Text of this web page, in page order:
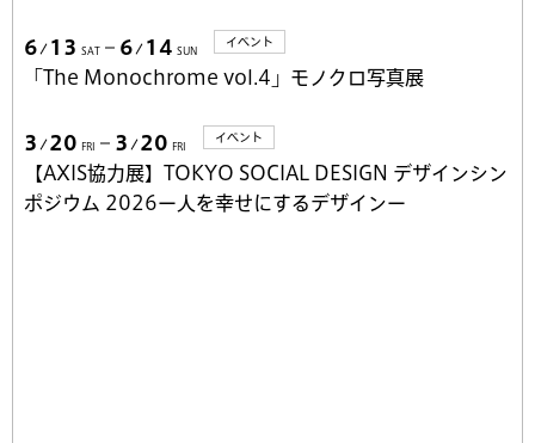
6 13 SAT 6 14 SUN
イベント
「The Monochrome vol.4」モノクロ写真展
3 20 FRI 3 20 FRI
イベント
【AXIS協力展】TOKYO SOCIAL DESIGN デザインシン
ポジウム 2026ー人を幸せにするデザインー